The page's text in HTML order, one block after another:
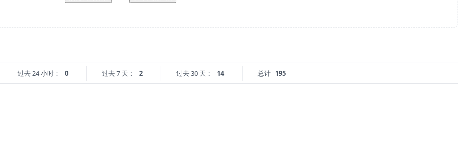
过去 24 小时： 0 过去 7 天： 2 过去 30 天： 14 总计 195